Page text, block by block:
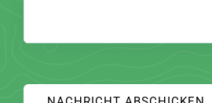
eingeben